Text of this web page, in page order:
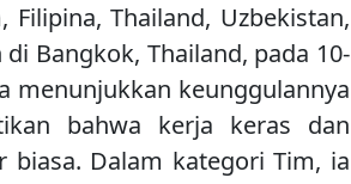
Thailand, Uzbekistan,
Bangkok, Thailand, pada 10-
menunjukkan keunggulannya
bahwa kerja keras dan
biasa. Dalam kategori Tim, ia